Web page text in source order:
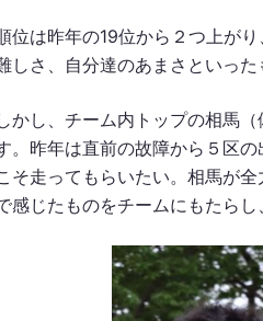
位は昨年の19位から２つ上が
しさ、自分達のあまさといった
かし、チーム内トップの相馬
。昨年は直前の故障から５区
そ走ってもらいたい。相馬が
感じたものをチームにもたら